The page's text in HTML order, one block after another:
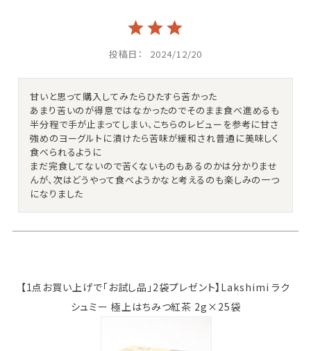
投稿日 2024/12/20
甘いと思って購入してみたらひたすら苦かった
あまり苦いのが得意ではなかったのでそのまま食べ進めるも
半分程で手が止まってしまい、こちらのレビューを参考に甘さ
強めのヨーグルトに漬けたら苦味が緩和され普通に美味しく
食べられるように
まだ完食してないので苦くないものもあるのかは分かりませ
んが、次はどうやって食べようかなと考えるのも楽しみの一つ
になりました
【1点お買い上げで「お試し品」2袋プレゼント】Lakshimi ラク
シュミー 極上はちみつ紅茶 2g×25袋